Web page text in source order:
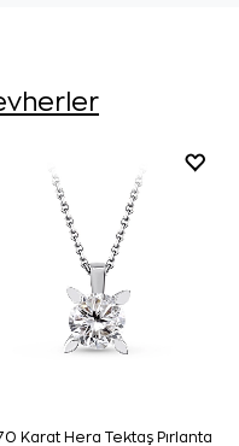
Karat Hera Tektaş Pırlanta